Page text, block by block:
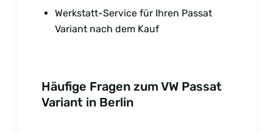
Werkstatt-Service für Ihren Passat
Variant nach dem Kauf
Häufige Fragen zum VW Passat
Variant in Berlin